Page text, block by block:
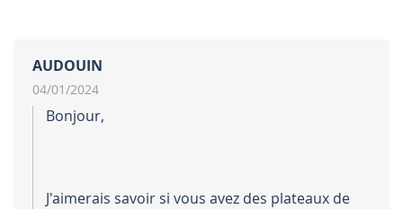
AUDOUIN
04/01/2024
Bonjour,
J'aimerais savoir si vous avez des plateaux de